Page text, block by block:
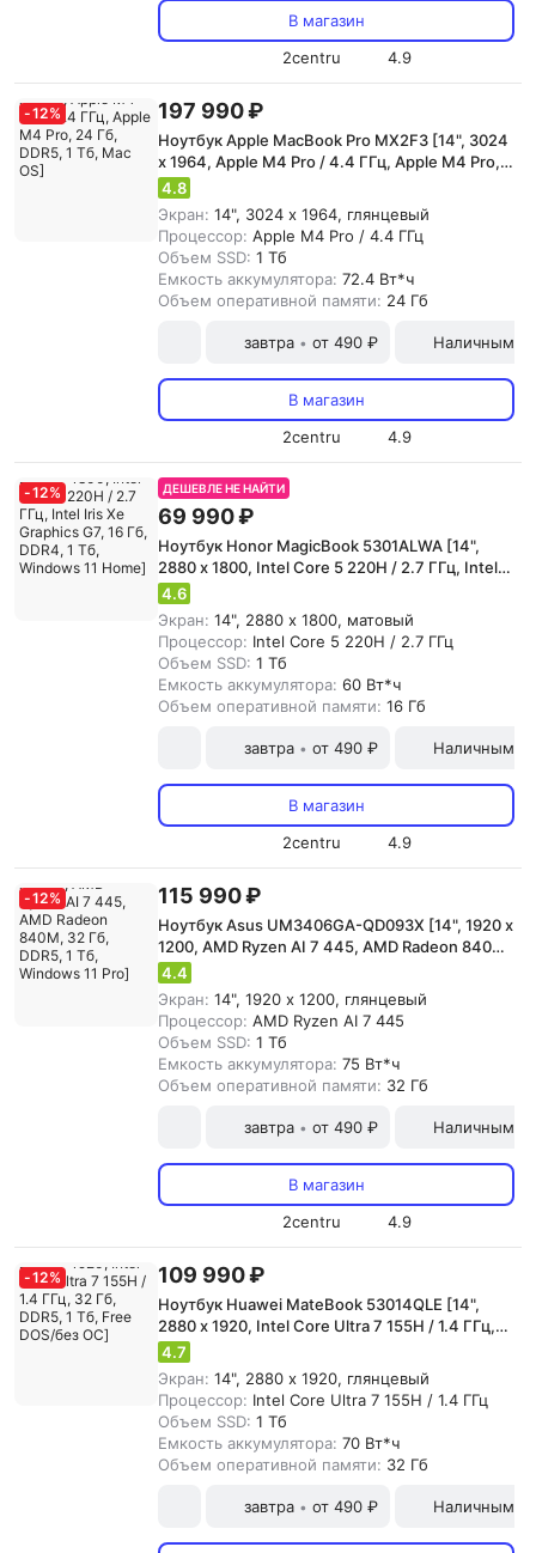
В магазин
2centru
4.9
-12% 197 990 ₽
Ноутбук Apple MacBook Pro MX2F3 [14", 3024
x 1964, Apple M4 Pro / 4.4 ГГц, Apple M4 Pro,
24 Гб, DDR5, 1 Тб, Mac OS]
4.8
Экран: 14", 3024 x 1964, глянцевый
Процессор: Apple M4 Pro / 4.4 ГГц
Объем SSD: 1 Тб
Емкость аккумулятора: 72.4 Вт*ч
Объем оперативной памяти: 24 Гб
завтра • от 490 ₽ Наличными
В магазин
2centru
4.9
-12% ДЕШЕВЛЕ НЕ НАЙТИ
69 990 ₽
Ноутбук Honor MagicBook 5301ALWA [14",
2880 x 1800, Intel Core 5 220H / 2.7 ГГц, Intel
Iris Xe Graphics G7, 16 Гб, DDR4, 1 Тб, Windows
11 Home]
4.6
Экран: 14", 2880 x 1800, матовый
Процессор: Intel Core 5 220H / 2.7 ГГц
Объем SSD: 1 Тб
Емкость аккумулятора: 60 Вт*ч
Объем оперативной памяти: 16 Гб
завтра • от 490 ₽ Наличными
В магазин
2centru
4.9
-12% 115 990 ₽
Ноутбук Asus UM3406GA-QD093X [14", 1920 x
1200, AMD Ryzen AI 7 445, AMD Radeon 840M,
32 Гб, DDR5, 1 Тб, Windows 11 Pro]
4.4
Экран: 14", 1920 x 1200, глянцевый
Процессор: AMD Ryzen AI 7 445
Объем SSD: 1 Тб
Емкость аккумулятора: 75 Вт*ч
Объем оперативной памяти: 32 Гб
завтра • от 490 ₽ Наличными
В магазин
2centru
4.9
-12% 109 990 ₽
Ноутбук Huawei MateBook 53014QLE [14",
2880 x 1920, Intel Core Ultra 7 155H / 1.4 ГГц,
32 Гб, DDR5, 1 Тб, Free DOS/без ОС]
4.7
Экран: 14", 2880 x 1920, глянцевый
Процессор: Intel Core Ultra 7 155H / 1.4 ГГц
Объем SSD: 1 Тб
Емкость аккумулятора: 70 Вт*ч
Объем оперативной памяти: 32 Гб
завтра • от 490 ₽ Наличными